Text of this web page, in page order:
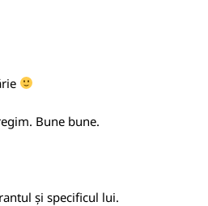
Bune bune.
și specificul lui.